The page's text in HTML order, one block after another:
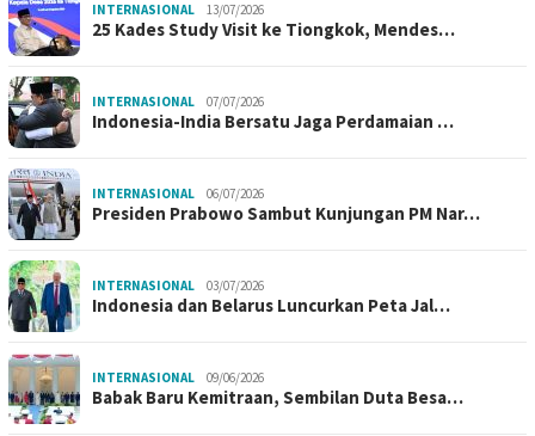
INTERNASIONAL 13/07/2026
25 Kades Study Visit ke Tiongkok, Mendes…
INTERNASIONAL 07/07/2026
Indonesia-India Bersatu Jaga Perdamaian …
INTERNASIONAL 06/07/2026
Presiden Prabowo Sambut Kunjungan PM Nar…
INTERNASIONAL 03/07/2026
Indonesia dan Belarus Luncurkan Peta Jal…
INTERNASIONAL 09/06/2026
Babak Baru Kemitraan, Sembilan Duta Besa…